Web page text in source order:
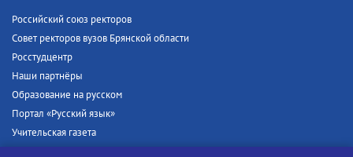
Российский союз ректоров
Совет ректоров вузов Брянской области
Росстудцентр
Наши партнёры
Образование на русском
Портал «Русский язык»
Учительская газета